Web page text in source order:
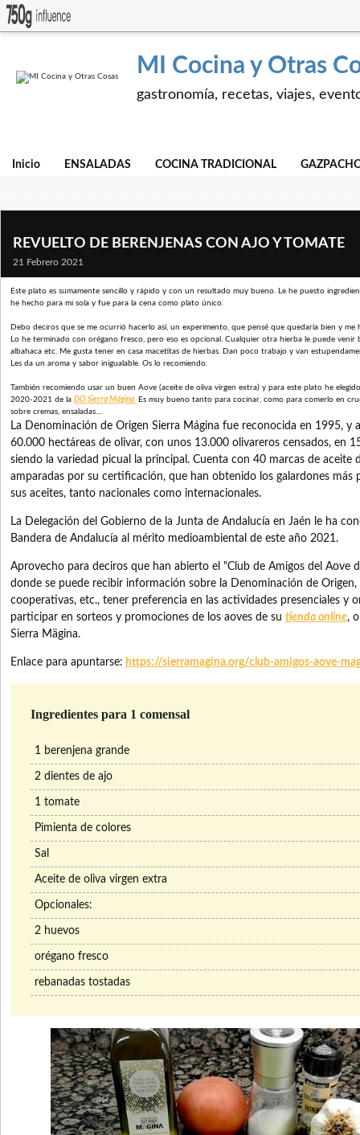
MI Cocina y Otras
gastronomía, recetas, viajes,
Inicio ENSALADAS COCINA TRADICIONAL
REVUELTO DE BERENJENAS CON AJO Y TOMATE
21 Febrero 2021
Este plato es sumamente sencillo y rápido y con un resultado muy bueno. Le he puesto
he hecho para mi sola y fue para la cena como plato único.
Debo deciros que se me ocurrió hacerlo así, un experimento, que pensé que quedaría bien y me
Lo he terminado con orégano fresco, pero eso es opcional. Cualquier otra hierba le puede venir
albahaca etc. Me gusta tener en casa macetitas de hierbas. Dan poco trabajo y van
Les da un aroma y sabor inigualable. Os lo recomiendo.
También recomiendo usar un buen Aove (aceite de oliva virgen extra) y para este plato he
2020-2021 de la DO Sierra Mágina. Es muy bueno tanto para cocinar, como para comerlo en
sobre cremas, ensaladas....
La Denominación de Origen Sierra Mágina fue reconocida en 1995, y
60.000 hectáreas de olivar, con unos 13.000 olivareros censados, en
siendo la variedad picual la principal. Cuenta con 40 marcas de aceite
amparadas por su certificación, que han obtenido los galardones más
sus aceites, tanto nacionales como internacionales.
La Delegación del Gobierno de la Junta de Andalucía en Jaén le ha
Bandera de Andalucía al mérito medioambiental de este año 2021.
Aprovecho para deciros que han abierto el "Club de Amigos del Aove
donde se puede recibir información sobre la Denominación de Origen,
cooperativas, etc., tener preferencia en las actividades presenciales y
participar en sorteos y promociones de los aoves de su tienda online,
Sierra Mägina.
Enlace para apuntarse: https://sierramagina.org/club-amigos-aove-
Ingredientes para 1 comensal
1 berenjena grande
2 dientes de ajo
1 tomate
Pimienta de colores
Sal
Aceite de oliva virgen extra
Opcionales:
2 huevos
orégano fresco
rebanadas tostadas